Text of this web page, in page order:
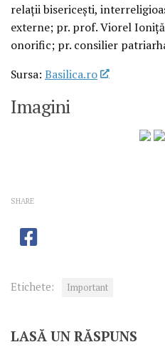
relații bisericești,
externe; pr. prof. Viorel
onorific; pr. consilier
Sursa: Basilica.ro
Imagini
SHARE
Etichete: Important
LASĂ UN RĂSPUNS